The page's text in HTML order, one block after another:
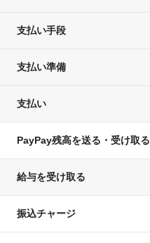
支払い手段
支払い準備
支払い
PayPay残高を送る・受け取る
給与を受け取る
振込チャージ